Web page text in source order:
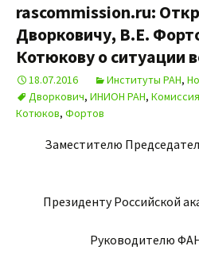
rascommission.ru:
Дворковичу, В.Е.
Котюкову о ситуации
18.07.2016 Институты РАН,
Дворкович, ИНИОН РАН,
Котюков, Фортов
Заместителю
Президенту Российской
Руководителю